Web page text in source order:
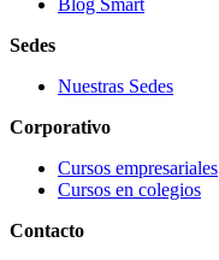
Blog Smart
Sedes
Nuestras Sedes
Corporativo
Cursos empresariales
Cursos en colegios
Contacto